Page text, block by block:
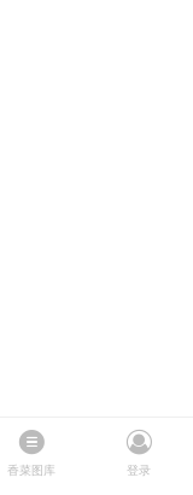
香菜图库 登录